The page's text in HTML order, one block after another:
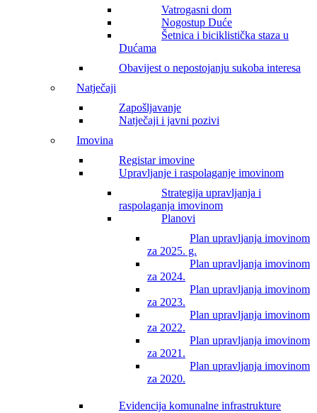
Vatrogasni dom
Nogostup Duće
Šetnica i biciklistička staza u
Dućama
Obavijest o nepostojanju sukoba interesa
Natječaji
Zapošljavanje
Natječaji i javni pozivi
Imovina
Registar imovine
Upravljanje i raspolaganje imovinom
Strategija upravljanja i
raspolaganja imovinom
Planovi
Plan upravljanja imovinom
za 2025. g.
Plan upravljanja imovinom
za 2024.
Plan upravljanja imovinom
za 2023.
Plan upravljanja imovinom
za 2022.
Plan upravljanja imovinom
za 2021.
Plan upravljanja imovinom
za 2020.
Evidencija komunalne infrastrukture